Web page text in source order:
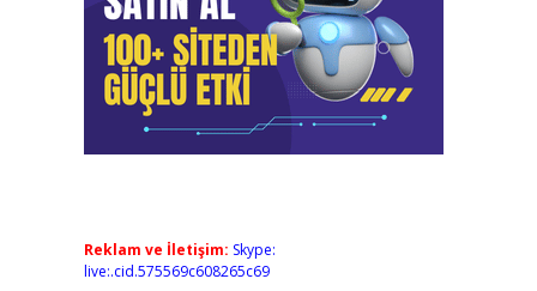
Reklam ve İletişim: Skype:
live:.cid.575569c608265c69